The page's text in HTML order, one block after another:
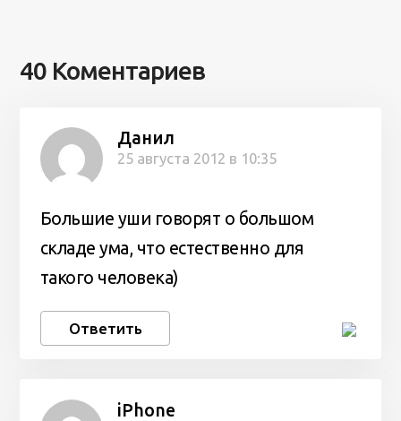
40 Коментариев
Данил
25 августа 2012 в 10:35
Большие уши говорят о большом
складе ума, что естественно для
такого человека)
Ответить
iPhone